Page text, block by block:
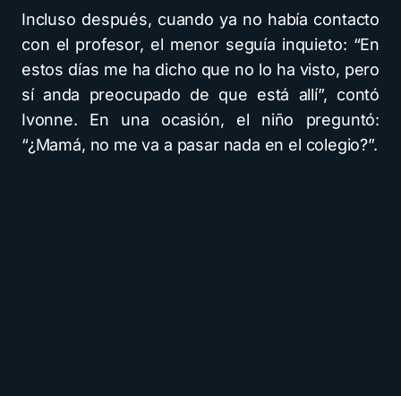
Incluso después, cuando ya no había contacto
con el profesor, el menor seguía inquieto: “En
estos días me ha dicho que no lo ha visto, pero
sí anda preocupado de que está allí”, contó
Ivonne. En una ocasión, el niño preguntó:
“¿Mamá, no me va a pasar nada en el colegio?”.